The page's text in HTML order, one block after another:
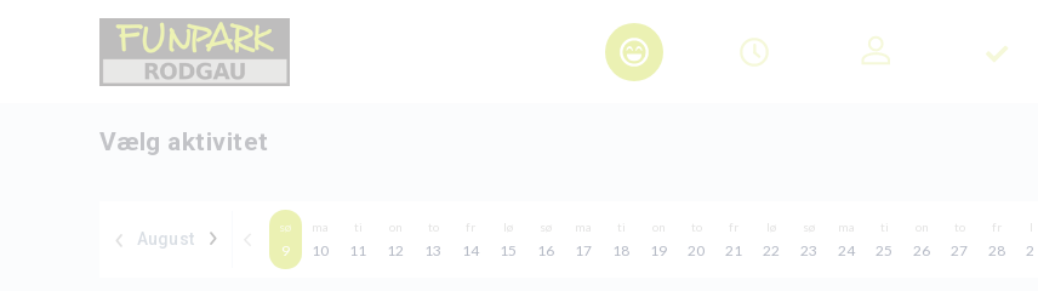
Vælg aktivitet
August
sø
9
ma
10
ti
11
on
12
to
13
fr
14
lø
15
sø
16
ma
17
ti
18
on
19
to
20
fr
21
lø
22
sø
23
ma
24
ti
25
on
26
to
27
fr
28
lø
29